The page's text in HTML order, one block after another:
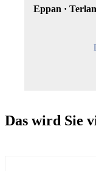
Eppan ·
Das wird Sie